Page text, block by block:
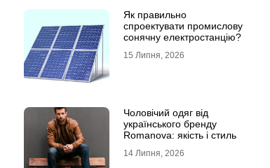
Як правильно
спроектувати промислову
сонячну електростанцію?
15 Липня, 2026
Чоловічий одяг від
українського бренду
Romanova: якість і стиль
14 Липня, 2026